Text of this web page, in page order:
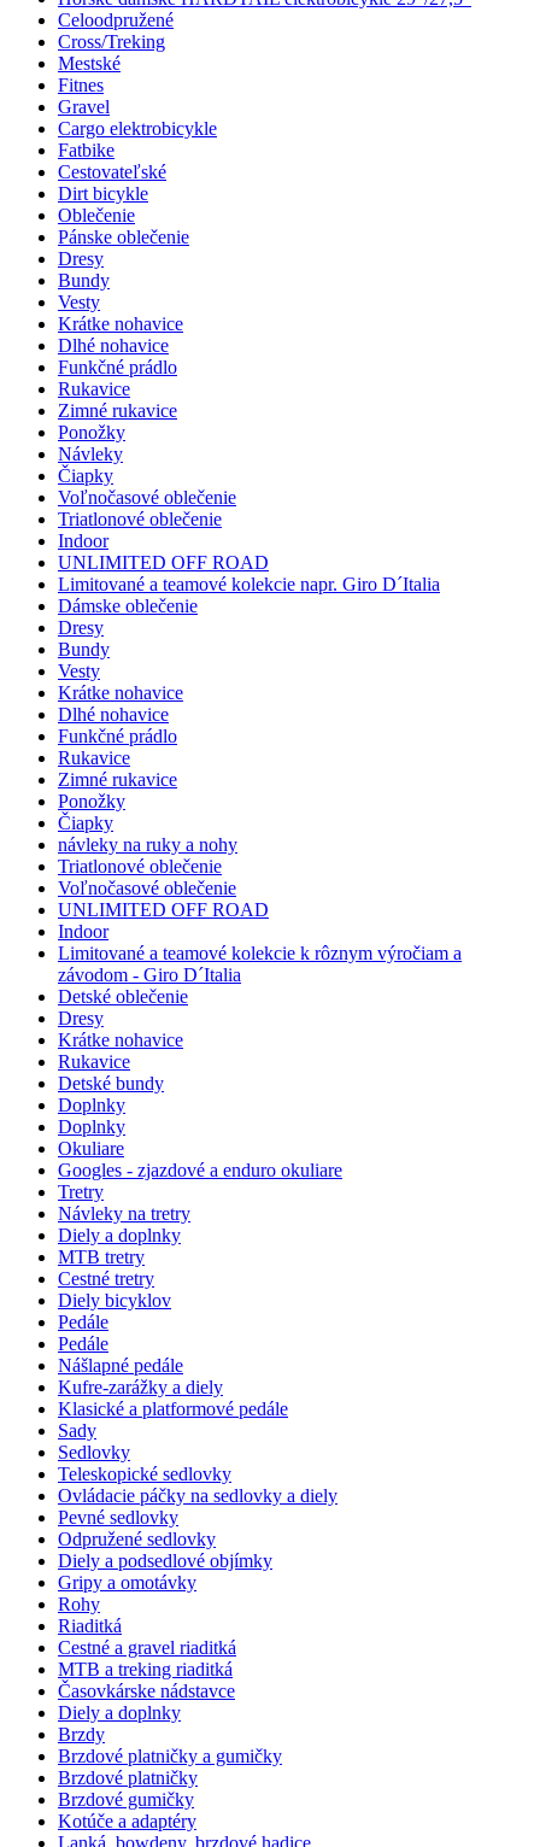
Celoodpružené
Cross/Treking
Mestské
Fitnes
Gravel
Cargo elektrobicykle
Fatbike
Cestovateľské
Dirt bicykle
Oblečenie
Pánske oblečenie
Dresy
Bundy
Vesty
Krátke nohavice
Dlhé nohavice
Funkčné prádlo
Rukavice
Zimné rukavice
Ponožky
Návleky
Čiapky
Voľnočasové oblečenie
Triatlonové oblečenie
Indoor
UNLIMITED OFF ROAD
Limitované a teamové kolekcie napr. Giro D´Italia
Dámske oblečenie
Dresy
Bundy
Vesty
Krátke nohavice
Dlhé nohavice
Funkčné prádlo
Rukavice
Zimné rukavice
Ponožky
Čiapky
návleky na ruky a nohy
Triatlonové oblečenie
Voľnočasové oblečenie
UNLIMITED OFF ROAD
Indoor
Limitované a teamové kolekcie k rôznym výročiam a
závodom - Giro D´Italia
Detské oblečenie
Dresy
Krátke nohavice
Rukavice
Detské bundy
Doplnky
Doplnky
Okuliare
Googles - zjazdové a enduro okuliare
Tretry
Návleky na tretry
Diely a doplnky
MTB tretry
Cestné tretry
Diely bicyklov
Pedále
Pedále
Nášlapné pedále
Kufre-zarážky a diely
Klasické a platformové pedále
Sady
Sedlovky
Teleskopické sedlovky
Ovládacie páčky na sedlovky a diely
Pevné sedlovky
Odpružené sedlovky
Diely a podsedlové objímky
Gripy a omotávky
Rohy
Riaditká
Cestné a gravel riaditká
MTB a treking riaditká
Časovkárske nádstavce
Diely a doplnky
Brzdy
Brzdové platničky a gumičky
Brzdové platničky
Brzdové gumičky
Kotúče a adaptéry
Lanká, bowdeny, brzdové hadice